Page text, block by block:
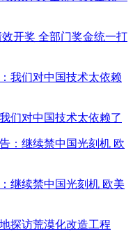
开奖 全部门奖金统一打
们对中国技术太依赖了
继续禁中国光刻机 欧美